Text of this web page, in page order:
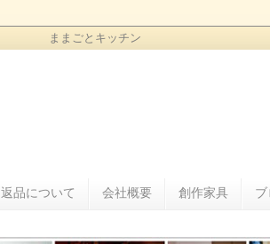
ままごとキッチン
返品について 会社概要 創作家具